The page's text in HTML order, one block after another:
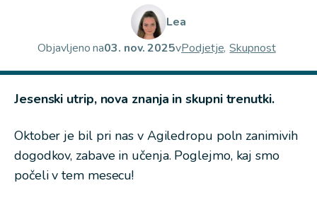
Lea
Objavljeno na03. nov. 2025vPodjetje, Skupnost
Jesenski utrip, nova znanja in skupni trenutki.
Oktober je bil pri nas v Agiledropu poln zanimivih
dogodkov, zabave in učenja. Poglejmo, kaj smo
počeli v tem mesecu!